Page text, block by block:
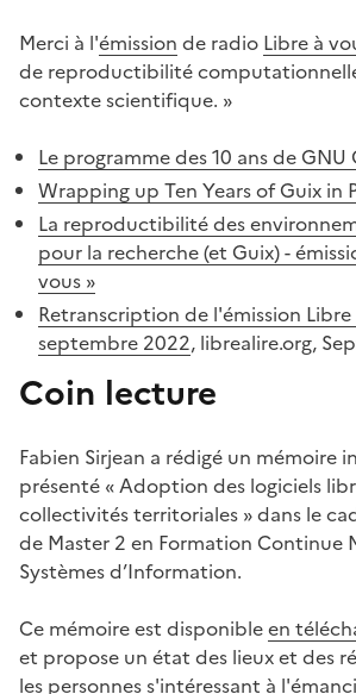
Merci à l'émission de radio Libre à
de reproductibilité
contexte scientifique. »
Le programme des 10 ans de GNU
Wrapping up Ten Years of Guix in
La reproductibilité des
pour la recherche (et Guix) -
vous »
Retranscription de l'émission Libre
septembre 2022, librealire.org,
Coin lecture
Fabien Sirjean a rédigé un mémoire
présenté « Adoption des logiciels
collectivités territoriales » dans le
de Master 2 en Formation Continue
Systèmes d’Information.
Ce mémoire est disponibleen
et propose un état des lieux et des
les personnes s'intéressant à